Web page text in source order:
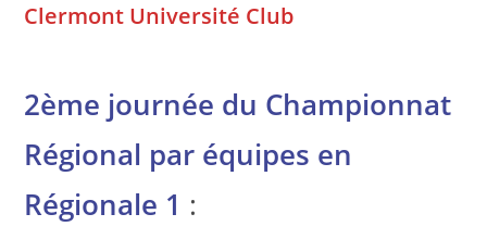
Clermont Université Club
2ème journée du Championnat
Régional par équipes en
Régionale 1 :